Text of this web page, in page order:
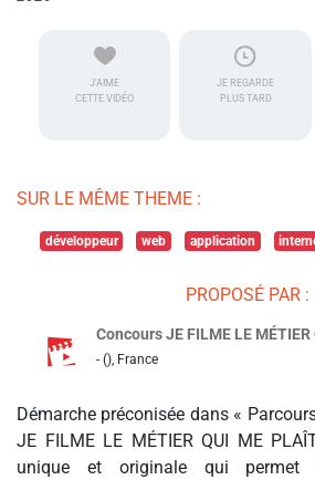
J'AIME
CETTE VIDÉO
JE REGARDE
PLUS TARD
SUR LE MÊME THEME :
développeur web application
PROPOSÉ PAR :
Concours JE FILME LE MÉTIER
- (), France
Démarche préconisée dans «
JE FILME LE MÉTIER QUI ME
unique et originale qui permet